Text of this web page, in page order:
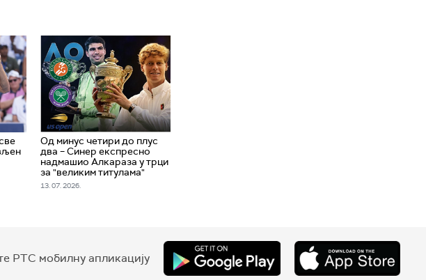
Од минус четири до плус
два – Синер експресно
надмашио Алкараза у трци
за "великим титулама"
13. 07. 2026.
РТС мобилну апликацију